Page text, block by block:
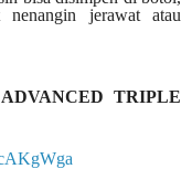
jerawat atau
TRIPLE